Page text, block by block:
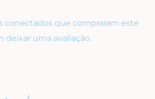
conectados que compraram este
uma avaliação.